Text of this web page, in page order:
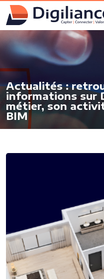
Actualités :
informations sur
métier, son
BIM